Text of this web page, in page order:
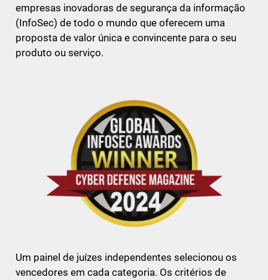
empresas inovadoras de segurança da informação
(InfoSec) de todo o mundo que oferecem uma
proposta de valor única e convincente para o seu
produto ou serviço.
Um painel de juízes independentes selecionou os
vencedores em cada categoria. Os critérios de